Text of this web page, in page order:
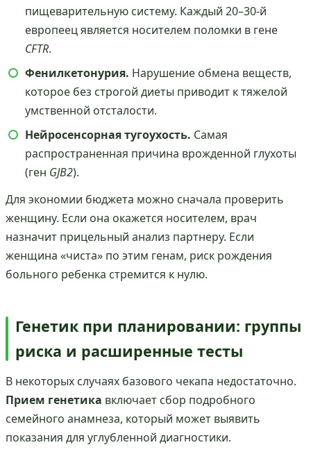
пищеварительную систему. Каждый 20–30-й
европеец является носителем поломки в гене
CFTR.
Фенилкетонурия. Нарушение обмена веществ,
которое без строгой диеты приводит к тяжелой
умственной отсталости.
Нейросенсорная тугоухость. Самая
распространенная причина врожденной глухоты
(ген GJB2).
Для экономии бюджета можно сначала проверить
женщину. Если она окажется носителем, врач
назначит прицельный анализ партнеру. Если
женщина «чиста» по этим генам, риск рождения
больного ребенка стремится к нулю.
Генетик при планировании: группы
риска и расширенные тесты
В некоторых случаях базового чекапа недостаточно.
Прием генетика включает сбор подробного
семейного анамнеза, который может выявить
показания для углубленной диагностики.